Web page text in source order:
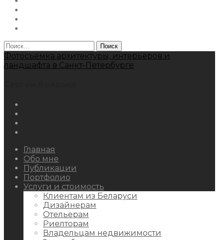
Найти:
Фотосъемка архитектуры, интерьеров и
ландшафта в Санкт-Петербурге
Главная
Обо мне
Публикации
Портфолио
Услуги и стоимость
Клиентам из Беларуси
Дизайнерам
Отельерам
Риелторам
Владельцам недвижимости